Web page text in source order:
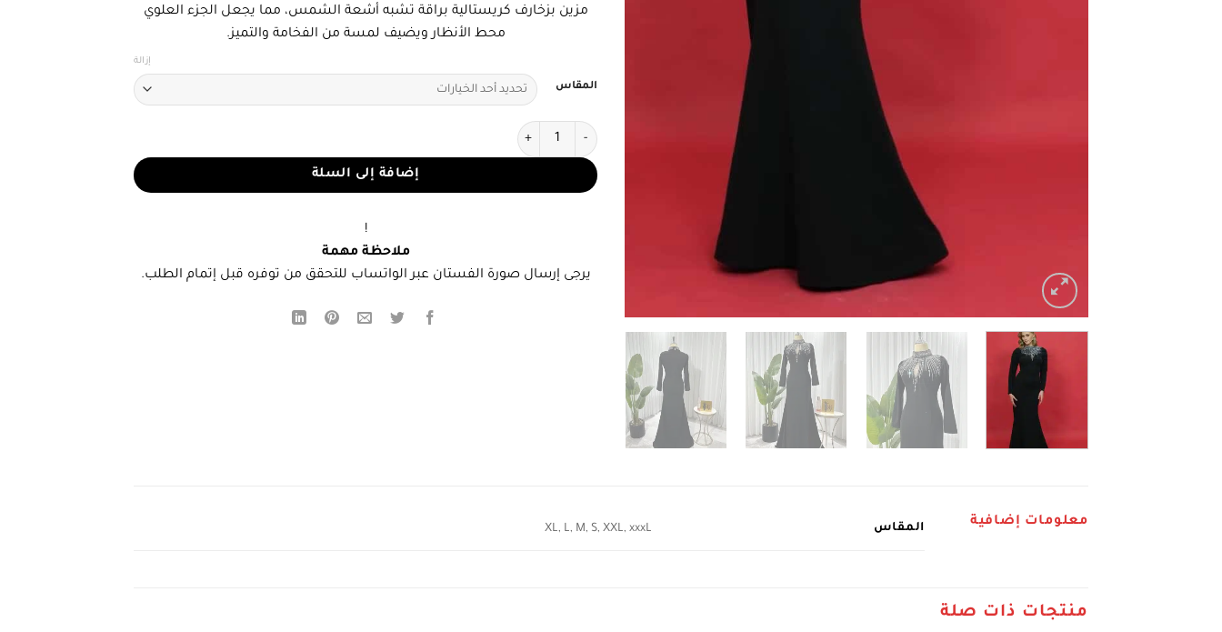
مزين بزخارف كريستالية براقة تشبه أشعة الشمس، مما يجعل الجزء العلوي
محط الأنظار ويضيف لمسة من الفخامة والتميز.
المقاس
إزالة
كمية فستان اسود طويل فخم وانيق
إضافة إلى السلة
!
ملاحظة مهمة
يرجى إرسال صورة الفستان عبر الواتساب للتحقق من توفره قبل إتمام الطلب.
معلومات إضافية المقاس XL, L, M, S, XXL, xxxL
منتجات ذات صلة